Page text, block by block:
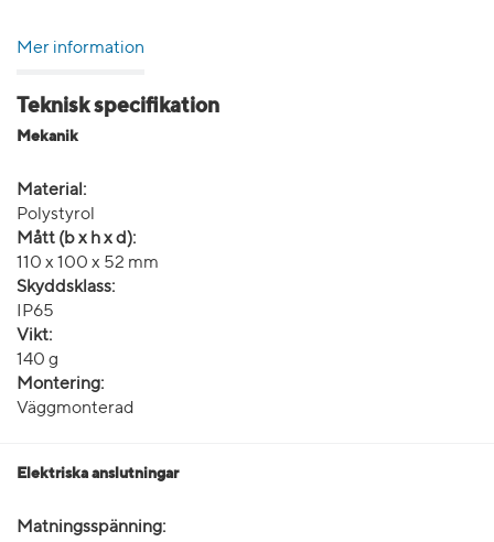
Mer information
Teknisk specifikation
Mekanik
Material:
Polystyrol
Mått (b x h x d):
110 x 100 x 52 mm
Skyddsklass:
IP65
Vikt:
140 g
Montering:
Väggmonterad
Elektriska anslutningar
Matningsspänning: